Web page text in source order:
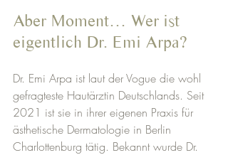
Aber Moment… Wer ist
eigentlich Dr. Emi Arpa?
Dr. Emi Arpa ist laut der Vogue die wohl
gefragteste Hautärztin Deutschlands. Seit
2021 ist sie in ihrer eigenen Praxis für
ästhetische Dermatologie in Berlin
Charlottenburg tätig. Bekannt wurde Dr.